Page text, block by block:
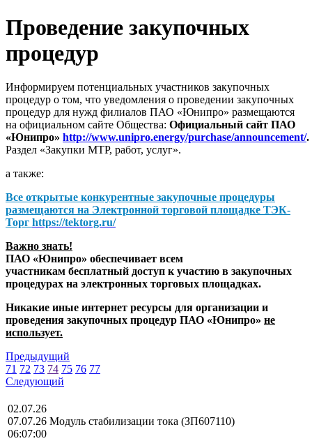
Проведение закупочных
процедур
Информируем потенциальных участников закупочных
процедур о том, что уведомления о проведении закупочных
процедур для нужд филиалов ПАО «Юнипро» размещаются
на официальном сайте Общества: Официальный сайт ПАО
«Юнипро» http://www.unipro.energy/purchase/announcement/.
Раздел «Закупки МТР, работ, услуг».
а также:
Все открытые конкурентные закупочные процедуры
размещаются на Электронной торговой площадке ТЭК-
Торг https://tektorg.ru/
Важно знать!
ПАО «Юнипро» обеспечивает всем
участникам бесплатный доступ к участию в закупочных
процедурах на электронных торговых площадках.
Никакие иные интернет ресурсы для организации и
проведения закупочных процедур ПАО «Юнипро» не
использует.
Предыдущий
71 72 73 74 75 76 77
Следующий
02.07.26
07.07.26
06:07:00
Модуль стабилизации тока (ЗП607110)